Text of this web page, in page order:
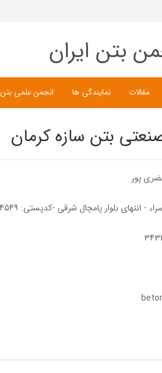
بتن ایران
مقالات نمایندگی ها انجمن علمی بتن
بتن سازه کرمان
پور
بلوار پامچال شرقی -کدپستی: 9131984549